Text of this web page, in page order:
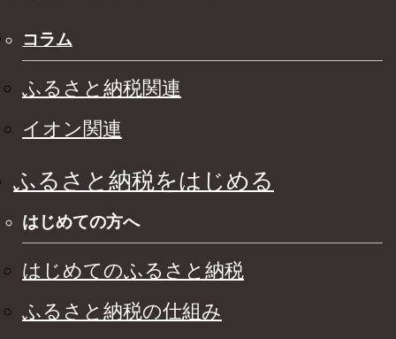
コラム
ふるさと納税関連
イオン関連
ふるさと納税をはじめる
はじめての方へ
はじめてのふるさと納税
ふるさと納税の仕組み